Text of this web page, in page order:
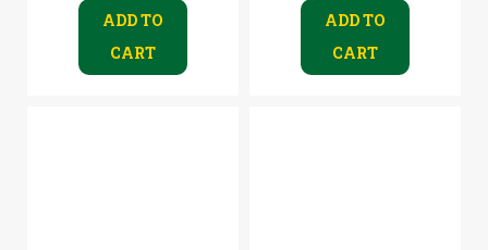
ADD TO
CART
ADD TO
CART